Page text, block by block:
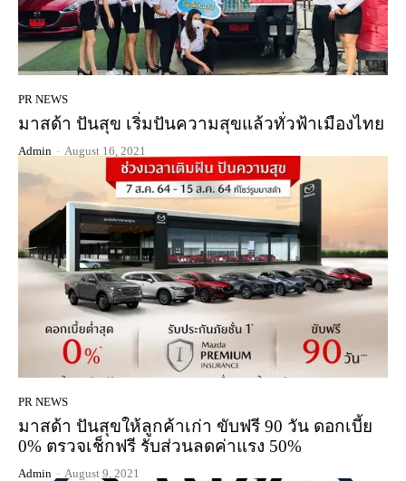
PR NEWS
มาสด้า ปันสุข เริ่มปันความสุขแล้วทั่วฟ้าเมืองไทย
Admin - August 16, 2021
PR NEWS
มาสด้า ปันสุขให้ลูกค้าเก่า ขับฟรี 90 วัน ดอกเบี้ย
0% ตรวจเช็กฟรี รับส่วนลดค่าแรง 50%
Admin - August 9, 2021